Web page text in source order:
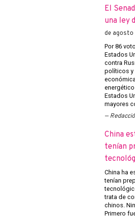
El
una ley
de agosto
Por 86
Estados
contra
políticos y
Estados
mayores
China
tenían
China ha
tenían
trata de
chinos.
Primero